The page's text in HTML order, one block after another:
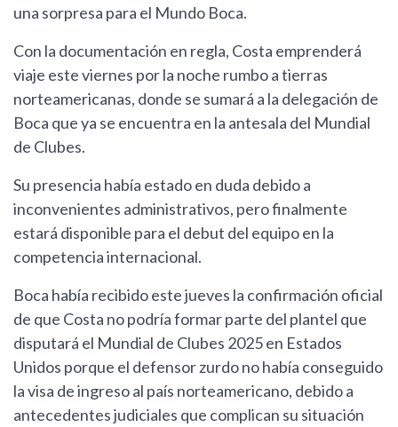
una sorpresa para el Mundo Boca.
Con la documentación en regla, Costa emprenderá
viaje este viernes por la noche rumbo a tierras
norteamericanas, donde se sumará a la delegación de
Boca que ya se encuentra en la antesala del Mundial
de Clubes.
Su presencia había estado en duda debido a
inconvenientes administrativos, pero finalmente
estará disponible para el debut del equipo en la
competencia internacional.
Boca había recibido este jueves la confirmación oficial
de que Costa no podría formar parte del plantel que
disputará el Mundial de Clubes 2025 en Estados
Unidos porque el defensor zurdo no había conseguido
la visa de ingreso al país norteamericano, debido a
antecedentes judiciales que complican su situación